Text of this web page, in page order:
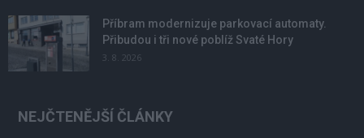
Příbram modernizuje parkovací automaty.
Přibudou i tři nové poblíž Svaté Hory
3. 8. 2026
NEJČTENĚJŠÍ ČLÁNKY